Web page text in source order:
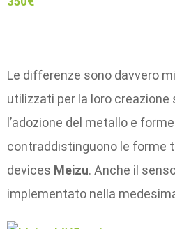
Le differenze sono davvero
utilizzati per la loro creazione
l’adozione del metallo e
contraddistinguono le forme
devices Meizu. Anche il
implementato nella